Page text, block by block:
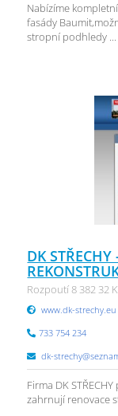
Nabízíme
fasády
stropní podhledy ...
DK
Rozpoutí 8 382 32
www.dk-strechy.eu
733 754 234
dk-
Firma DK
zahrnují renovace